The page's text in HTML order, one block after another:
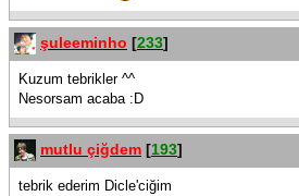
şuleeminho [233]
Kuzum tebrikler ^^
Nesorsam acaba :D
mutlu çiğdem [193]
tebrik ederim Dicle'ciğim